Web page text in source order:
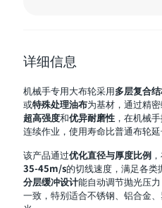
详细信息
机械手专用大布轮采用多层复合
或特殊处理油布为基材，通过精
超高强度和优异耐磨性 ，在机械
连续作业，使用寿命比普通布轮延
该产品通过优化直径与厚度比例
35-45m/s的切线速度，满足各
分层缓冲设计能自动调节抛光压
一致，特别适合不锈钢、铝合金